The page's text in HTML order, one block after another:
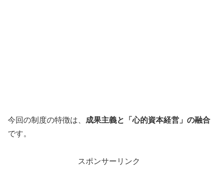
今回の制度の特徴は、 成果主義と「心的資本経営」の融合
です。
スポンサーリンク